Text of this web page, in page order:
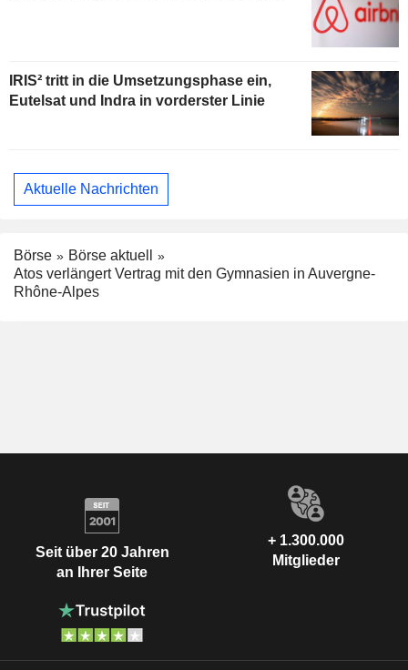
IRIS² tritt in die Umsetzungsphase ein,
Eutelsat und Indra in vorderster Linie
Aktuelle Nachrichten
Börse
Börse aktuell
Atos verlängert Vertrag mit den Gymnasien in Auvergne-
Rhône-Alpes
Seit über 20 Jahren
an Ihrer Seite
+ 1.300.000
Mitglieder